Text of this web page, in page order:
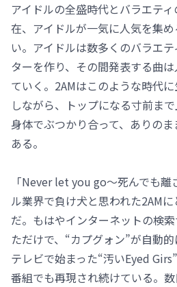
アイドルの全盛時代とバラエテ
在、アイドルが一気に人気を集
い。アイドルは数多くのバラエ
ターを作り、その間発表する曲
ていく。2AMはこのような時代
しながら、トップになる寸前まで
身体でぶつかり合って、ありの
ある。
「Never let you go～死んでも離
ル業界で負け犬と思われた2AM
だ。もはやインターネットの検
ただけで、“カプグォン”が自動
テレビで始まった“汚いEyed
番組でも再現され続けている。